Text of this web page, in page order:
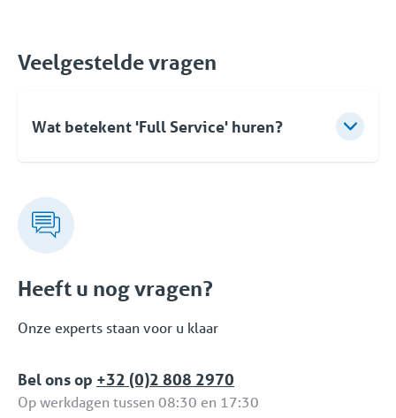
Veelgestelde vragen
Wat betekent 'Full Service' huren?
enkel het leveren van apparatuur. Standaard kunt u
rekenen op deskundig advies, een flexibele aanpak
en een oplossingsgerichte snelle turnkey levering.
Maar ook na ingebruikname kunt u op elk moment
een beroep op Coolworld doen. Met een eigen
24/7/365 servicedienst garanderen wij u de
zekerheid van een betrouwbare oplossing. Dit
volledige pakket aan dedicated diensten en
Verhuur Formule.
Heeft u nog vragen?
Onze experts staan voor u klaar
Bel ons op +32 (0)2 808 2970
Op werkdagen tussen 08:30 en 17:30